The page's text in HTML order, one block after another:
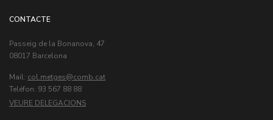
CONTACTE
Passeig de la Bonanova, 47
08017 Barcelona
Mail: col.metges
Teléfon: 93 567 88 88
VEURE DELEGACIONS